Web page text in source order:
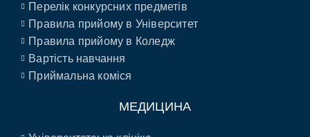
Перелік конкурсних предметів
Правила прийому в Університет
Правила прийому в Коледж
Вартість навчання
Приймальна коміся
МЕДИЦИНА